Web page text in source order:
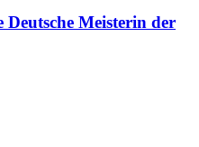
Deutsche Meisterin der